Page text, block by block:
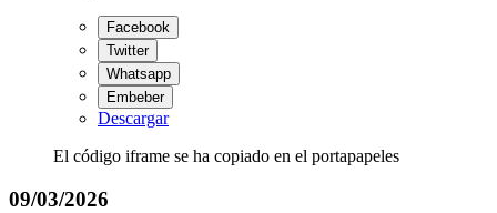
Facebook
Twitter
Whatsapp
Embeber
Descargar
El código iframe se ha copiado en el portapapeles
09/03/2026